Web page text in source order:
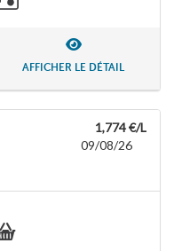
AFFICHER LE DÉTAIL
1,774 €/L
09/08/26